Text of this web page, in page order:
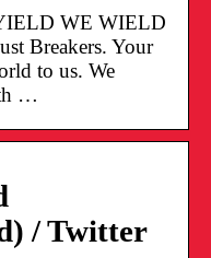
WE WIELD
Breakers. Your
to us. We
…
/ Twitter